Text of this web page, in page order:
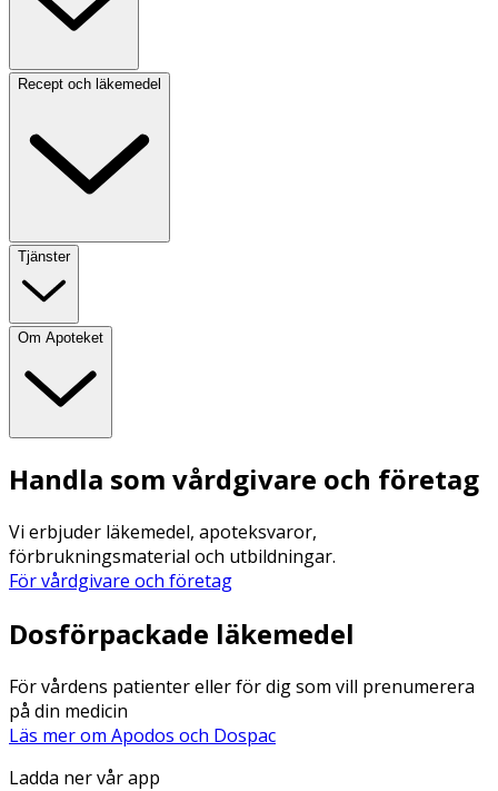
Recept och läkemedel
Tjänster
Om Apoteket
Handla som vårdgivare och företag
Vi erbjuder läkemedel, apoteksvaror,
förbrukningsmaterial och utbildningar.
För vårdgivare och företag
Dosförpackade läkemedel
För vårdens patienter eller för dig som vill prenumerera
på din medicin
Läs mer om Apodos och Dospac
Ladda ner vår app